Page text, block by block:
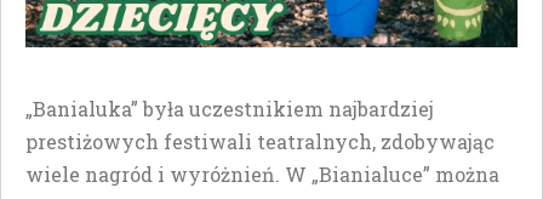
„Banialuka” była uczestnikiem najbardziej
prestiżowych festiwali teatralnych, zdobywając
wiele nagród i wyróżnień. W „Bianialuce” można